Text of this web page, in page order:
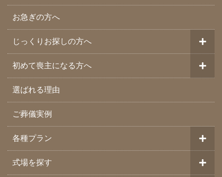
お急ぎの方へ
じっくりお探しの方へ
初めて喪主になる方へ
選ばれる理由
ご葬儀実例
各種プラン
式場を探す